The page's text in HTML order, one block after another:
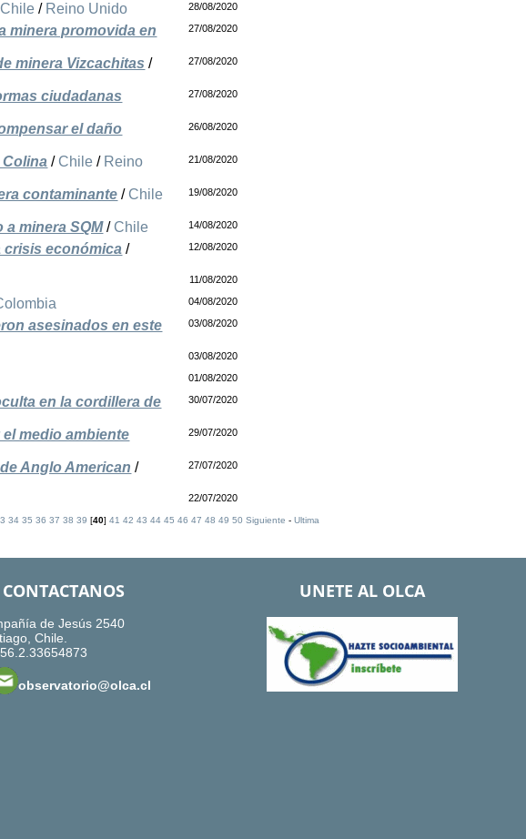
Chile / Reino Unido 28/08/2020
minera promovida en
27/08/2020
minera Vizcachitas /
27/08/2020
ciudadanas
27/08/2020
el daño
26/08/2020
/ Chile / Reino
21/08/2020
contaminante / Chile
19/08/2020
minera SQM/ Chile 14/08/2020
crisis económica /
12/08/2020
11/08/2020
04/08/2020
asesinados en este
03/08/2020
03/08/2020
01/08/2020
en la cordillera de
30/07/2020
medio ambiente
29/07/2020
Anglo American /
27/07/2020
22/07/2020
34 35 36 37 38 39 [40] 41 42 43 44 45 46 47 48 49 50 Siguiente - Ultima
CONTACTANOS
de Jesús 2540
Chile.
observatorio@olca.cl
UNETE AL OLCA